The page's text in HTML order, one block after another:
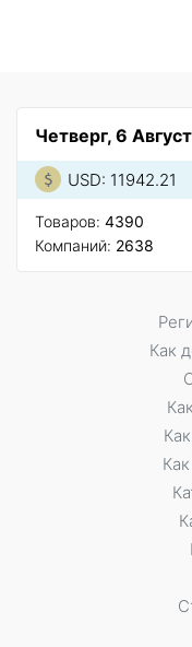
Четверг, 6
USD: 11942.21
Товаров: 4390
Компаний: 2638
Как